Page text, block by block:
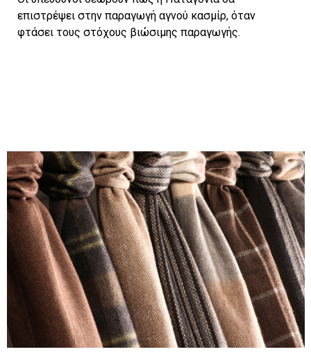
επιστρέψει στην παραγωγή αγνού κασμίρ, όταν
φτάσει τους στόχους βιώσιμης παραγωγής.